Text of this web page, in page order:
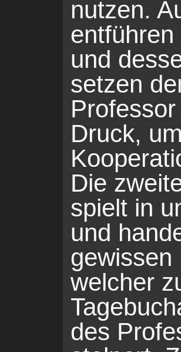
nutzen.
und
setzen
Druck,
Die
spielt in
und
gewissen
welcher
des